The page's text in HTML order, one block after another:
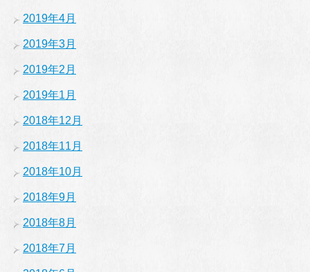
2019年4月
2019年3月
2019年2月
2019年1月
2018年12月
2018年11月
2018年10月
2018年9月
2018年8月
2018年7月